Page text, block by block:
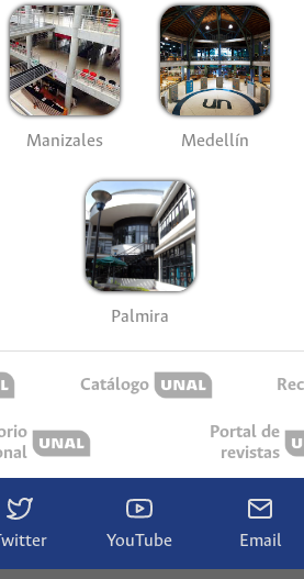
Manizales Medellín
Palmira
Catálogo
Portal de
revistas
YouTube Email